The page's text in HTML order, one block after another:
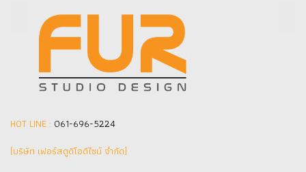
HOT LINE : 061-696-5224
(บริษัท เฟอร์สตูดิโอดีไซน์ จำกัด]